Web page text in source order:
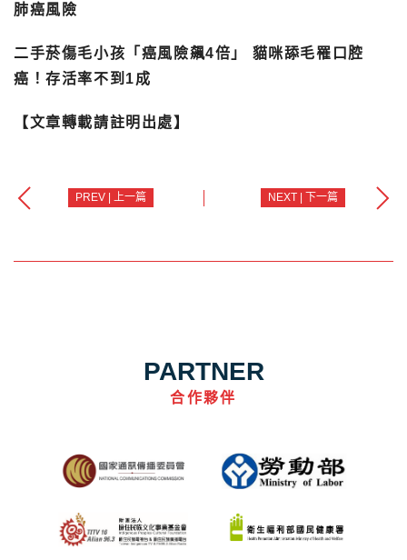
肺癌風險
二手菸傷毛小孩「癌風險飆4倍」 貓咪舔毛罹口腔
癌！存活率不到1成
【文章轉載請註明出處】
PREV | 上一篇 NEXT | 下一篇
PARTNER
合作夥伴